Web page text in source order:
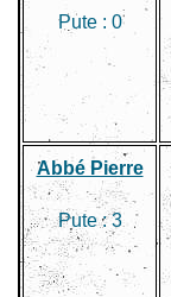
Pute : 0
Abbé Pierre
Pute :3